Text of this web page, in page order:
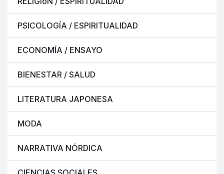
PSICOLOGÍA / ESPIRITUALIDAD
ECONOMÍA / ENSAYO
BIENESTAR / SALUD
LITERATURA JAPONESA
MODA
NARRATIVA NÓRDICA